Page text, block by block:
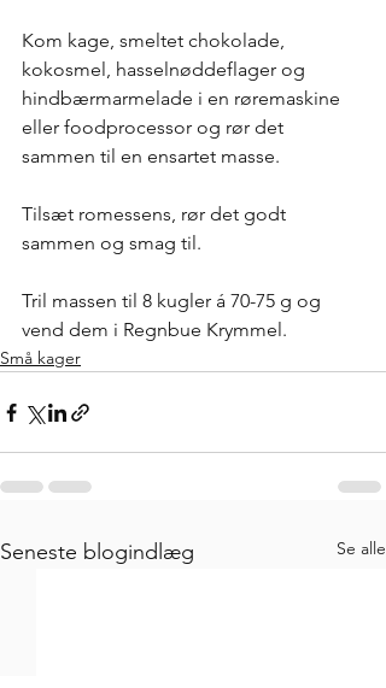
Kom kage, smeltet chokolade,
kokosmel, hasselnøddeflager og
hindbærmarmelade i en røremaskine
eller foodprocessor og rør det
sammen til en ensartet masse.
Tilsæt romessens, rør det godt
sammen og smag til.
Tril massen til 8 kugler á 70-75 g og
vend dem i Regnbue Krymmel.
Små kager
Seneste blogindlæg Se alle